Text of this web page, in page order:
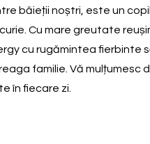
băieții noștri, este un
Cu mare greutate
cu rugămintea fierbinte
familie. Vă mulțumesc
în fiecare zi.